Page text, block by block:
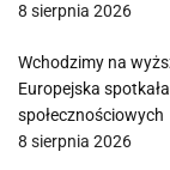
8 sierpnia 2026
Wchodzimy na
Europejska
społecznościowych
8 sierpnia 2026